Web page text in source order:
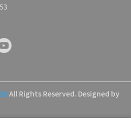
All Rights Reserved. Designed by